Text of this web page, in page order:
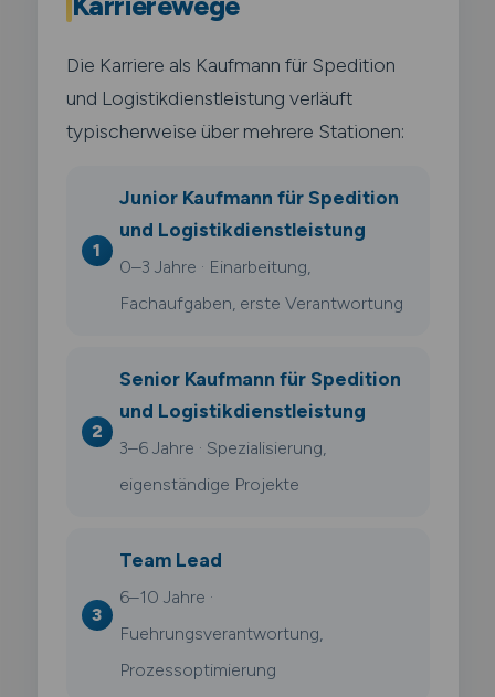
Die Karriere als Kaufmann für Spedition
und Logistikdienstleistung verläuft
typischerweise über mehrere Stationen:
Junior Kaufmann für Spedition
und Logistikdienstleistung
0–3 Jahre · Einarbeitung,
Fachaufgaben, erste Verantwortung
Senior Kaufmann für Spedition
und Logistikdienstleistung
3–6 Jahre · Spezialisierung,
eigenständige Projekte
Team Lead
6–10 Jahre ·
Fuehrungsverantwortung,
Prozessoptimierung